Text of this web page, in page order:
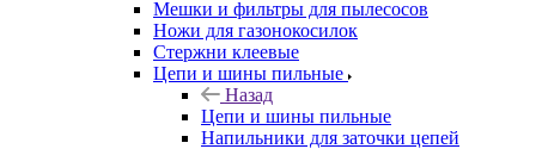
Мешки и фильтры для пылесосов
Ножи для газонокосилок
Стержни клеевые
Цепи и шины пильные
Назад
Цепи и шины пильные
Напильники для заточки цепей